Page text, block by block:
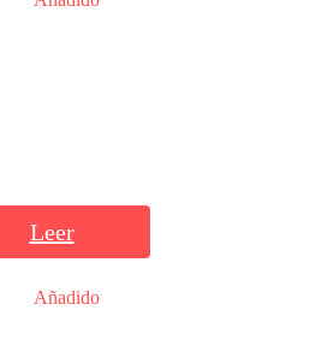
Leer
Añadido